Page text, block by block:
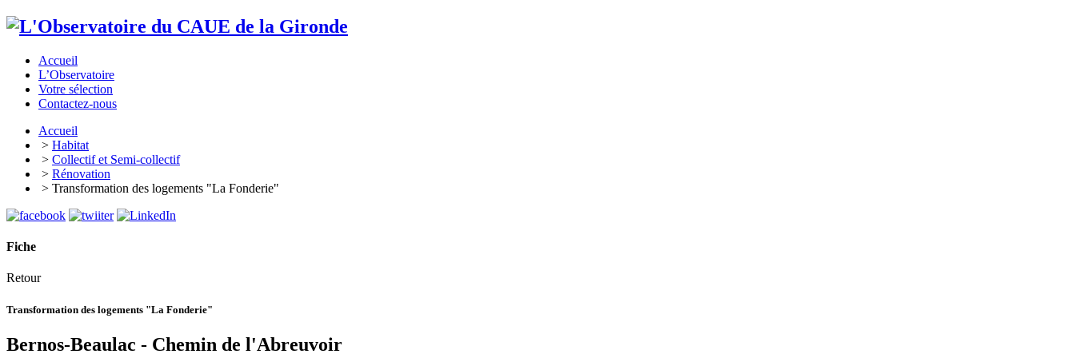
Accueil
L’Observatoire
Votre sélection
Contactez-nous
Accueil
> Habitat
> Collectif et Semi-collectif
> Rénovation
> Transformation des logements "La Fonderie"
Fiche
Retour
Transformation des logements "La Fonderie"
Bernos-Beaulac - Chemin de l'Abreuvoir